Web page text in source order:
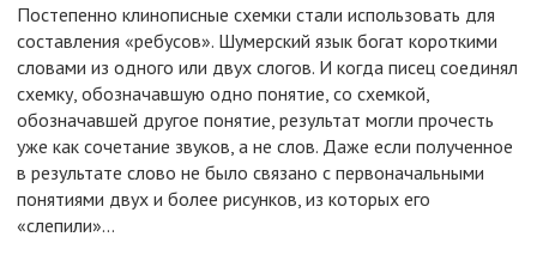
Постепенно клинописные схемки стали использовать для
составления «ребусов». Шумерский язык богат короткими
словами из одного или двух слогов. И когда писец соединял
схемку, обозначавшую одно понятие, со схемкой,
обозначавшей другое понятие, результат могли прочесть
уже как сочетание звуков, а не слов. Даже если полученное
в результате слово не было связано с первоначальными
понятиями двух и более рисунков, из которых его
«слепили»...